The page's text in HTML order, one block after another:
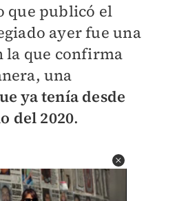
que publicó el
ayer fue una
la que confirma
una
ya tenía desde
del 2020.